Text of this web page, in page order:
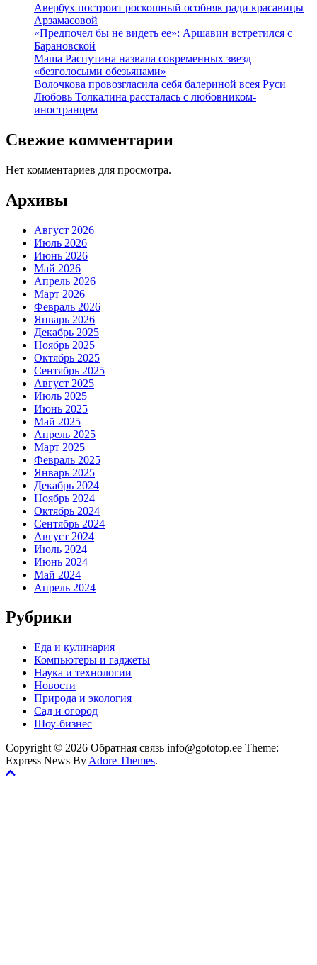
Авербух построит роскошный особняк ради красавицы
Арзамасовой
«Предпочел бы не видеть ее»: Аршавин встретился с
Барановской
Маша Распутина назвала современных звезд
«безголосыми обезьянами»
Волочкова провозгласила себя балериной всея Руси
Любовь Толкалина рассталась с любовником-
иностранцем
Свежие комментарии
Нет комментариев для просмотра.
Архивы
Август 2026
Июль 2026
Июнь 2026
Май 2026
Апрель 2026
Март 2026
Февраль 2026
Январь 2026
Декабрь 2025
Ноябрь 2025
Октябрь 2025
Сентябрь 2025
Август 2025
Июль 2025
Июнь 2025
Май 2025
Апрель 2025
Март 2025
Февраль 2025
Январь 2025
Декабрь 2024
Ноябрь 2024
Октябрь 2024
Сентябрь 2024
Август 2024
Июль 2024
Июнь 2024
Май 2024
Апрель 2024
Рубрики
Еда и кулинария
Компьютеры и гаджеты
Наука и технологии
Новости
Природа и экология
Сад и огород
Шоу-бизнес
Copyright © 2026 Обратная связь info@gototop.ee Theme:
Express News By Adore Themes.